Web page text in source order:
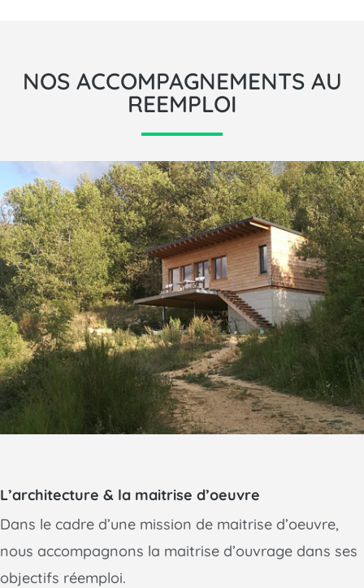
NOS ACCOMPAGNEMENTS AU
REEMPLOI
L’architecture & la maitrise d’oeuvre
Dans le cadre d’une mission de maitrise d’oeuvre,
nous accompagnons la maitrise d’ouvrage dans ses
objectifs réemploi.